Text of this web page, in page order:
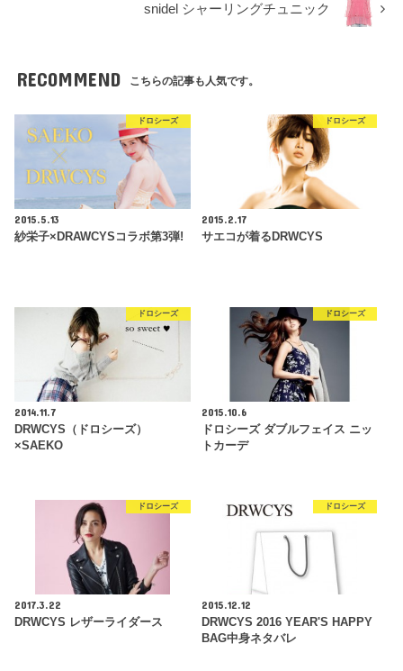
snidel シャーリングチュニック
RECOMMEND こちらの記事も人気です。
ドロシーズ
2015.5.13
紗栄子×DRAWCYSコラボ第3弾!
ドロシーズ
2015.2.17
サエコが着るDRWCYS
ドロシーズ
2014.11.7
DRWCYS（ドロシーズ）
×SAEKO
ドロシーズ
2015.10.6
ドロシーズ ダブルフェイス ニッ
トカーデ
ドロシーズ
2017.3.22
DRWCYS レザーライダース
ドロシーズ
2015.12.12
DRWCYS 2016 YEAR'S HAPPY
BAG中身ネタバレ